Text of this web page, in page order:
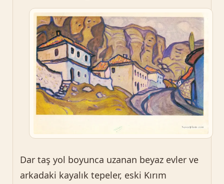
Dar taş yol boyunca uzanan beyaz evler ve
arkadaki kayalık tepeler, eski Kırım